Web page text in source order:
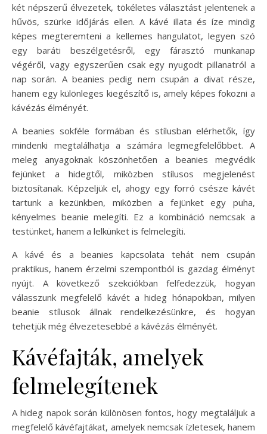
két népszerű élvezetek, tökéletes választást jelentenek a
hűvös, szürke időjárás ellen. A kávé illata és íze mindig
képes megteremteni a kellemes hangulatot, legyen szó
egy baráti beszélgetésről, egy fárasztó munkanap
végéről, vagy egyszerűen csak egy nyugodt pillanatról a
nap során. A beanies pedig nem csupán a divat része,
hanem egy különleges kiegészítő is, amely képes fokozni a
kávézás élményét.
A beanies sokféle formában és stílusban elérhetők, így
mindenki megtalálhatja a számára legmegfelelőbbet. A
meleg anyagoknak köszönhetően a beanies megvédik
fejünket a hidegtől, miközben stílusos megjelenést
biztosítanak. Képzeljük el, ahogy egy forró csésze kávét
tartunk a kezünkben, miközben a fejünket egy puha,
kényelmes beanie melegíti. Ez a kombináció nemcsak a
testünket, hanem a lelkünket is felmelegíti.
A kávé és a beanies kapcsolata tehát nem csupán
praktikus, hanem érzelmi szempontból is gazdag élményt
nyújt. A következő szekciókban felfedezzük, hogyan
válasszunk megfelelő kávét a hideg hónapokban, milyen
beanie stílusok állnak rendelkezésünkre, és hogyan
tehetjük még élvezetesebbé a kávézás élményét.
Kávéfajták, amelyek
felmelegítenek
A hideg napok során különösen fontos, hogy megtaláljuk a
megfelelő kávéfajtákat, amelyek nemcsak ízletesek, hanem